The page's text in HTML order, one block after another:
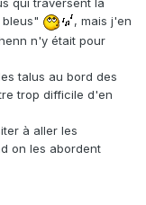
qui traversent la
, mais j'en
n'y était pour
talus au bord des
trop difficile d'en
à aller les
on les abordent